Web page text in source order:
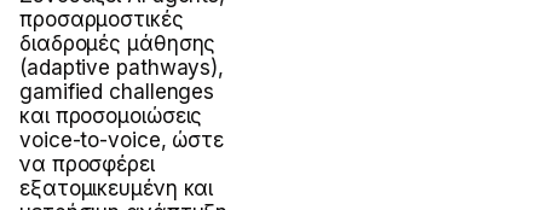
προσαρμοστικές
διαδρομές μάθησης
(adaptive pathways),
gamified challenges
και προσομοιώσεις
voice-to-voice, ώστε
να προσφέρει
εξατομικευμένη και